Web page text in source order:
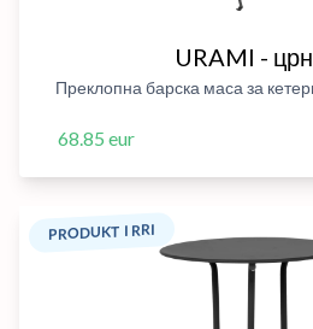
URAMI -
Преклопна барска маса за
68.85 eur
PRODUKT I RRI